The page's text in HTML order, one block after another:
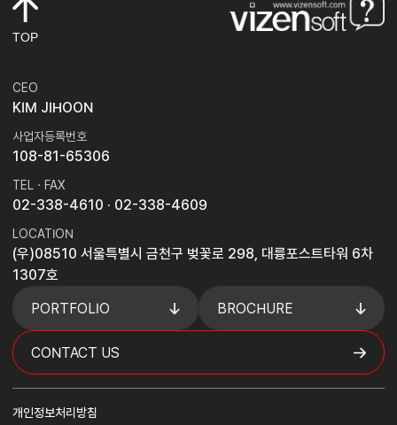
TOP
CEO
KIM JIHOON
사업자등록번호
108-81-65306
TEL · FAX
02-338-4610 · 02-338-4609
LOCATION
(우)08510 서울특별시 금천구 벚꽃로 298, 대륭포스트타워 6차
1307호
PORTFOLIO
BROCHURE
CONTACT US
개인정보처리방침